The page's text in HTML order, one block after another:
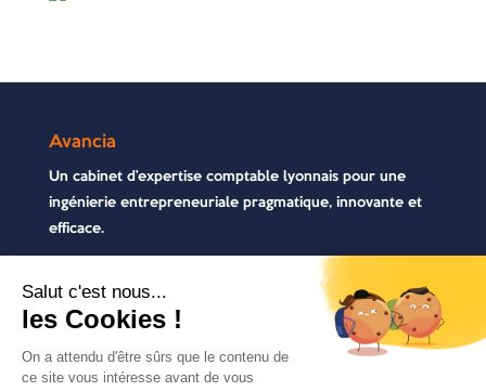
Avancia
Un cabinet d’expertise comptable lyonnais pour une
ingénierie entrepreneuriale pragmatique, innovante et
efficace.
Contactez-nous
04 72 71 54 72
30, rue Pré Gaudry, 69007 Lyon